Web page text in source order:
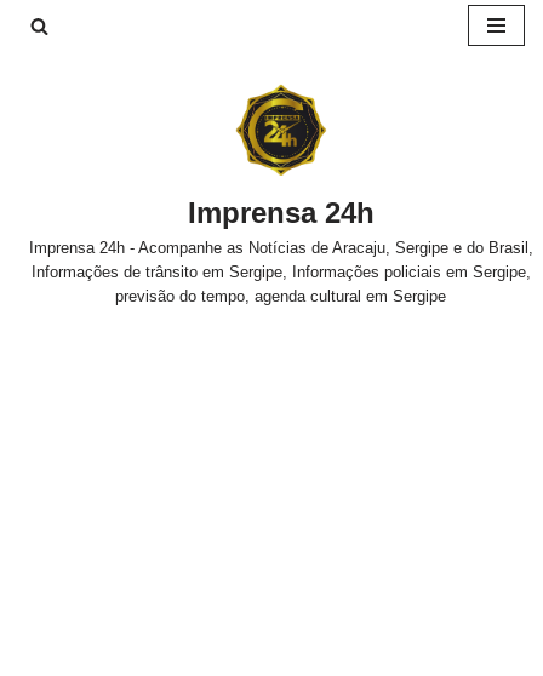
Imprensa 24h
Imprensa 24h - Acompanhe as Notícias de Aracaju, Sergipe e do Brasil,
Informações de trânsito em Sergipe, Informações policiais em Sergipe,
previsão do tempo, agenda cultural em Sergipe